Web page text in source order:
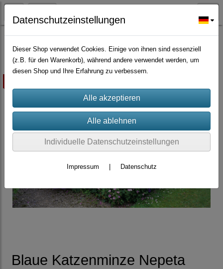
Würzpflanzen/Nutzpflanzen/Gründünger
Blaue Katzenminze Nepeta
Datenschutzeinstellungen
Dieser Shop verwendet Cookies. Einige von ihnen sind essenziell
(z.B. für den Warenkorb), während andere verwendet werden, um
diesen Shop und Ihre Erfahrung zu verbessern.
Individuelle Datenschutzeinstellungen
Impressum Datenschutz